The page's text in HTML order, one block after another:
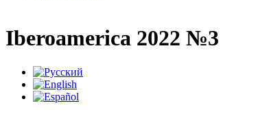
Iberoamerica 2022 №3